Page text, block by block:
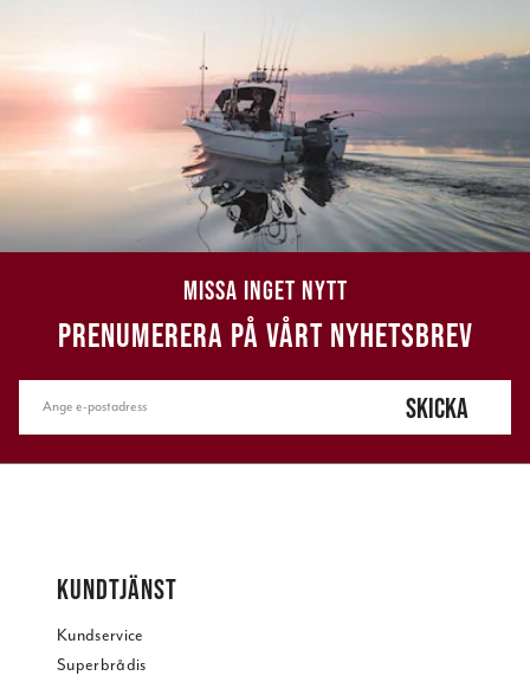
MISSA INGET NYTT
PRENUMERERA PÅ VÅRT NYHETSBREV
SKICKA
KUNDTJÄNST
Kundservice
Superbrådis